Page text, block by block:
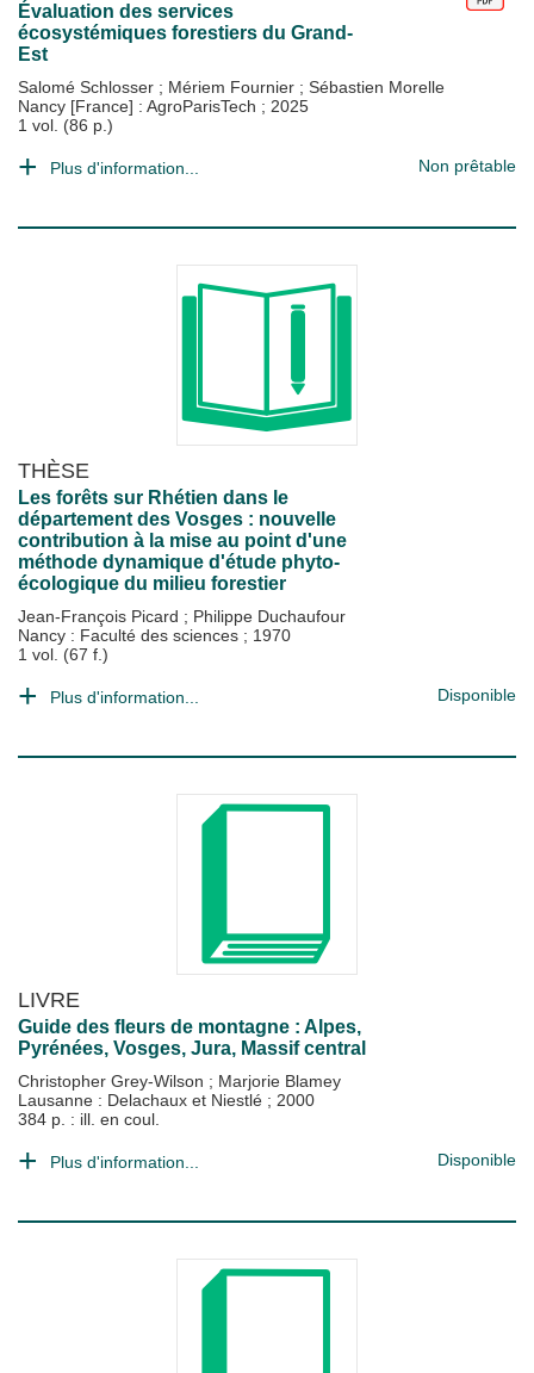
Évaluation des services
écosystémiques forestiers du Grand-
Est
Salomé Schlosser ; Mériem Fournier ; Sébastien Morelle
Nancy [France] : AgroParisTech ; 2025
1 vol. (86 p.)
Plus d'information... Non prêtable
THÈSE
Les forêts sur Rhétien dans le
département des Vosges : nouvelle
contribution à la mise au point d'une
méthode dynamique d'étude phyto-
écologique du milieu forestier
Jean-François Picard ; Philippe Duchaufour
Nancy : Faculté des sciences ; 1970
1 vol. (67 f.)
Plus d'information... Disponible
LIVRE
Guide des fleurs de montagne : Alpes,
Pyrénées, Vosges, Jura, Massif central
Christopher Grey-Wilson ; Marjorie Blamey
Lausanne : Delachaux et Niestlé ; 2000
384 p. : ill. en coul.
Plus d'information... Disponible